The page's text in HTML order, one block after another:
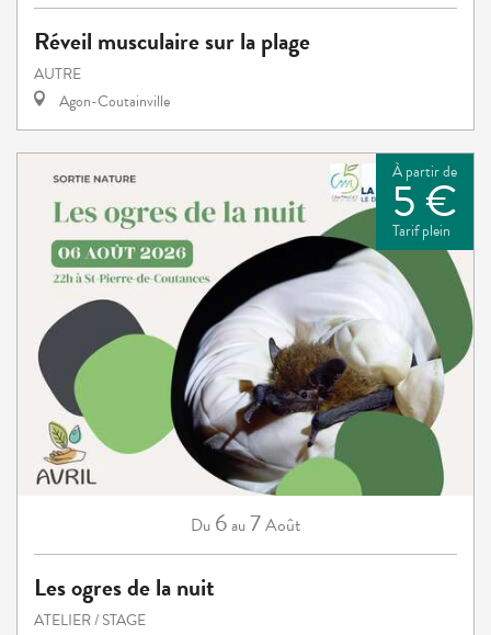
Réveil musculaire sur la plage
AUTRE
Agon-Coutainville
À partir de
5 €
Tarif plein
Du 6au7Août
Les ogres de la nuit
ATELIER / STAGE